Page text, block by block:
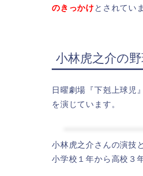
のきっかけとされてい
小林虎之介の野
日曜劇場『下剋上球児
を演じています。
小林虎之介さんの演技
小学校１年から高校３